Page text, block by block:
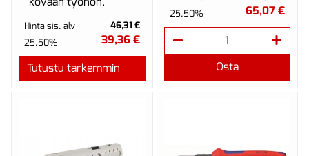
Hinta sis. alv
25.50%
46,31 €
39,36 €
Tutustu tarkemmin
25.50%
65,07 €
Osta